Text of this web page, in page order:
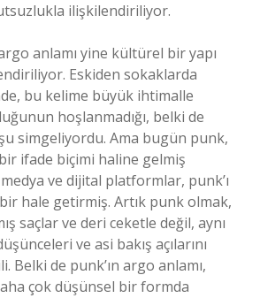
ilişkilendiriliyor.
anlamı yine kültürel bir yapı
Eskiden sokaklarda
bu kelime büyük ihtimalle
hoşlanmadığı, belki de
simgeliyordu. Ama bugün punk,
ifade biçimi haline gelmiş
ve dijital platformlar, punk’ı
hale getirmiş. Artık punk olmak,
saçlar ve deri ceketle değil, aynı
ve asi bakış açılarını
Belki de punk’ın argo anlamı,
çok düşünsel bir formda